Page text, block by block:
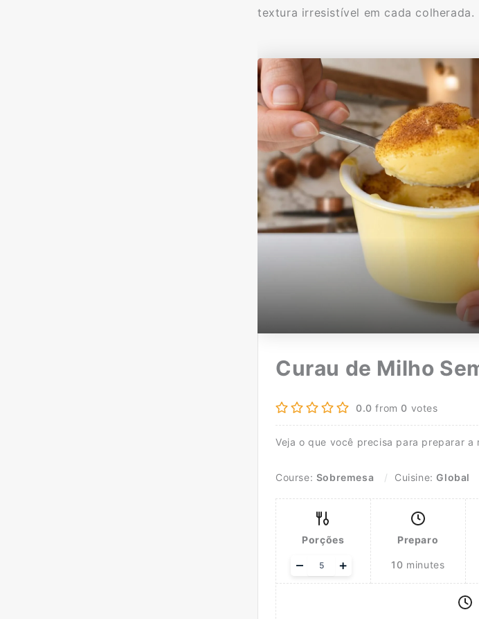
textura irresistível em cada colherada.
Curau de Milho
0.0 from 0 votes
Veja o que você precisa para preparar a
Course: Sobremesa Cuisine:Global
Porções
Adjust
servings
+
–
Preparo
10 minutes